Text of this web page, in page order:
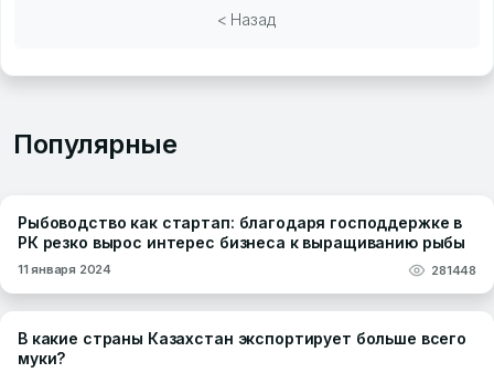
< Назад
Популярные
Рыбоводство как стартап: благодаря господдержке в
РК резко вырос интерес бизнеса к выращиванию рыбы
11 января 2024 281448
В какие страны Казахстан экспортирует больше всего
муки?